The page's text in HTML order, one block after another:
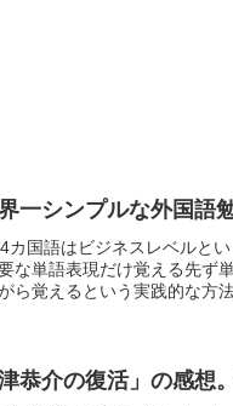
一シンプルな外国語
カ国語はビジネスレベルと
な単語表現だけ覚える先ず
ら覚えるという実践的な方
恭介の復活」の感想